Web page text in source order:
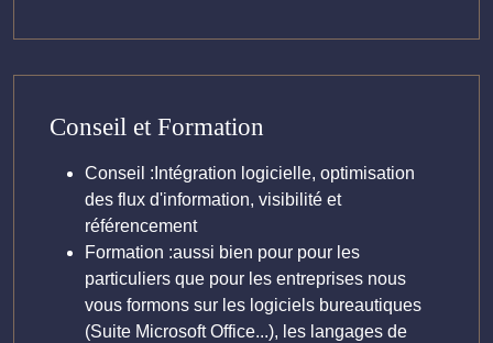
Conseil et Formation
Conseil :Intégration logicielle, optimisation
des flux d'information, visibilité et
référencement
Formation :aussi bien pour pour les
particuliers que pour les entreprises nous
vous formons sur les logiciels bureautiques
(Suite Microsoft Office...), les langages de